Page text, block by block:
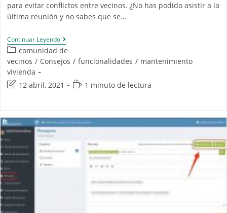
para evitar conflictos entre vecinos. ¿No has podido asistir a la
última reunión y no sabes que se…
Continuar Leyendo
comunidad de
vecinos / Consejos / funcionalidades / mantenimiento
vivienda
12 abril, 2021
1 minuto de lectura